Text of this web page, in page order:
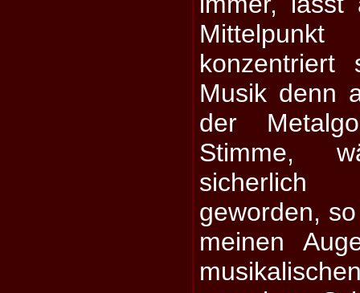
Musik denn
der
Stimme,
sicherlich
geworden,
meinen